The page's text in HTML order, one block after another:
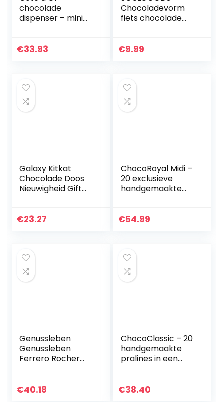
chocolade
dispenser – mini
Chokotoff – 120
€33.93
Chocoladevorm
fiets chocolade
cadeau, cadeau
€9.99
Galaxy Kitkat
Chocolade Doos
Nieuwigheid Gift
Grappige Brutale
€23.27
ChocoRoyal Midi –
20 exclusieve
handgemaakte
houten kistje |
€54.99
Genussleben
Genussleben
Ferrero Rocher
grote verpakking,
€40.18
ChocoClassic – 20
handgemaakte
pralines in een
volwassenen |
€38.40